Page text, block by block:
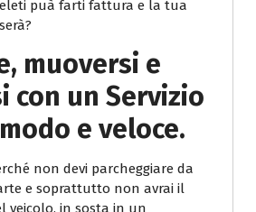
puà farti fattura e la tua
muoversi e
con un Servizio
e veloce.
non devi parcheggiare da
e soprattutto non avrai il
veicolo, in sosta in un